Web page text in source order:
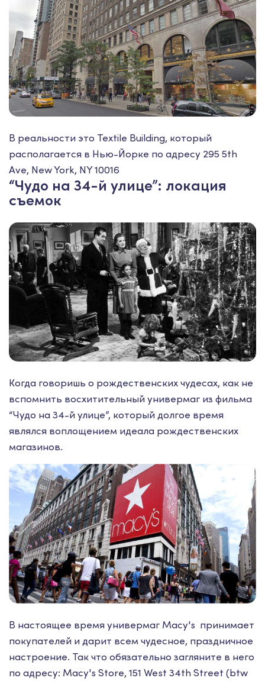
В реальности это Textile Building, который
располагается в Нью-Йорке по адресу 295 5th
Ave, New York, NY 10016
“Чудо на 34-й улице”: локация
съемок
Когда говоришь о рождественских чудесах, как не
вспомнить восхитительный универмаг из фильма
“Чудо на 34-й улице”, который долгое время
являлся воплощением идеала рождественских
магазинов.
В настоящее время универмаг Macy's принимает
покупателей и дарит всем чудесное, праздничное
настроение. Так что обязательно загляните в него
по адресу: Macy's Store, 151 West 34th Street (btw